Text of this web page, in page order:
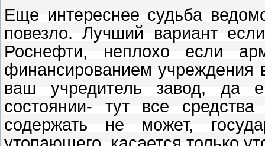
Еще интереснее судьба
повезло. Лучший вариант
Роснефти, неплохо если
финансированием
ваш учредитель завод, да
состоянии- тут все
содержать не может,